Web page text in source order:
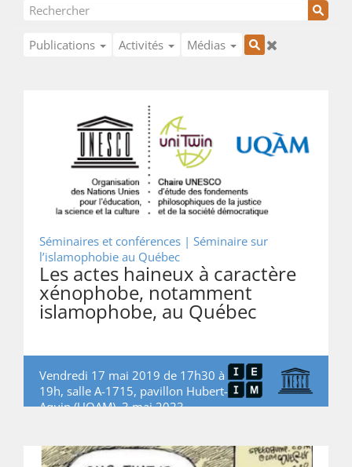
Publications Activités Médias
Séminaires et conférences | Séminaire sur
l’islamophobie au Québec
Les actes haineux à caractère
xénophobe, notamment
islamophobe, au Québec
Vendredi 17 mai 2019 de 17h30 à
19h, salle A-1715, pavillon Hubert-
Aquin (UQAM), 3 mai 2023